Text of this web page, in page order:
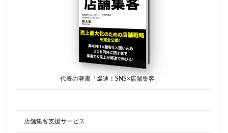
代表の著書「爆速！SNS×店舗集客」
店舗集客支援サービス